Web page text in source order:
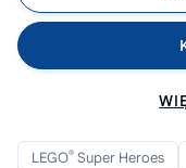
LEGO® Super Heroes